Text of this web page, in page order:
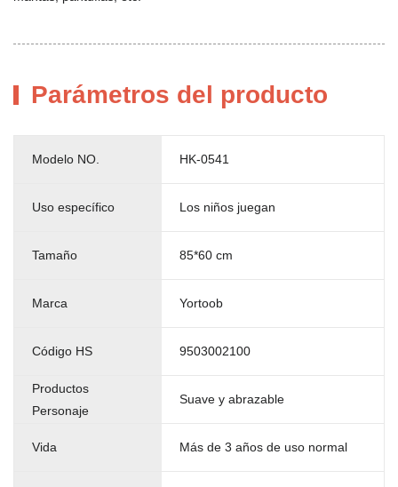
Parámetros del producto
Modelo NO. HK-0541
Uso específico Los niños juegan
Tamaño 85*60 cm
Marca Yortoob
Código HS 9503002100
Productos
Personaje
Suave y abrazable
Vida Más de 3 años de uso normal